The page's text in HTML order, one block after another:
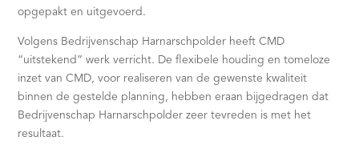
opgepakt en uitgevoerd.
Volgens Bedrijvenschap Harnarschpolder heeft CMD
“uitstekend” werk verricht. De flexibele houding en tomeloze
inzet van CMD, voor realiseren van de gewenste kwaliteit
binnen de gestelde planning, hebben eraan bijgedragen dat
Bedrijvenschap Harnarschpolder zeer tevreden is met het
resultaat.